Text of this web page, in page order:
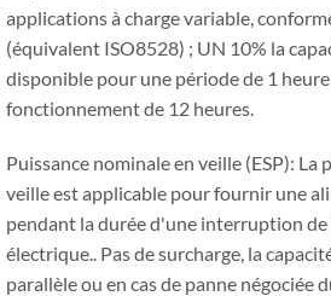
applications à charge variable,
(équivalent ISO8528) ; UN 10% la
disponible pour une période de 1
fonctionnement de 12 heures.
Puissance nominale en veille (ESP): La
veille est applicable pour fournir une
pendant la durée d'une interruption
électrique.. Pas de surcharge, la
parallèle ou en cas de panne négociée